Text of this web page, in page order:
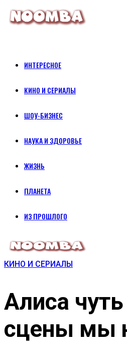
ИНТЕРЕСНОЕ
КИНО И СЕРИАЛЫ
ШОУ-БИЗНЕС
НАУКА И ЗДОРОВЬЕ
ЖИЗНЬ
ПЛАНЕТА
ИЗ ПРОШЛОГО
КИНО И СЕРИАЛЫ
Алиса
сцены мы